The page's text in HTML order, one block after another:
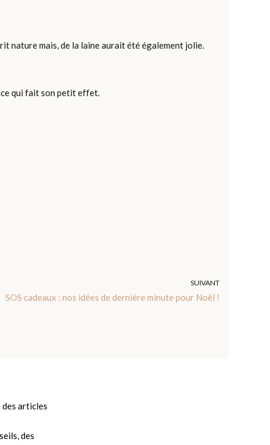
nature mais, de la laine aurait été également jolie.
qui fait son petit effet.
SUIVANT
SOS cadeaux : nos idées de dernière minute pour Noël !
articles
des